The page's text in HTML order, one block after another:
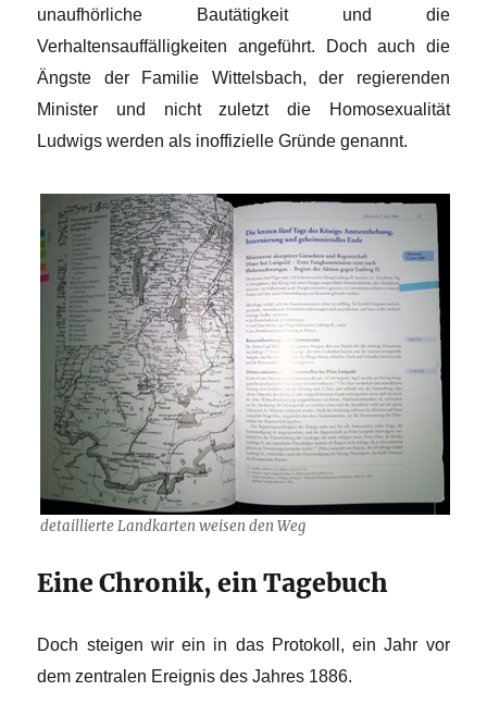
unaufhörliche Bautätigkeit und die
Verhaltensauffälligkeiten angeführt. Doch auch die
Ängste der Familie Wittelsbach, der regierenden
Minister und nicht zuletzt die Homosexualität
Ludwigs werden als inoffizielle Gründe genannt.
detaillierte Landkarten weisen den Weg
Eine Chronik, ein Tagebuch
Doch steigen wir ein in das Protokoll, ein Jahr vor
dem zentralen Ereignis des Jahres 1886.